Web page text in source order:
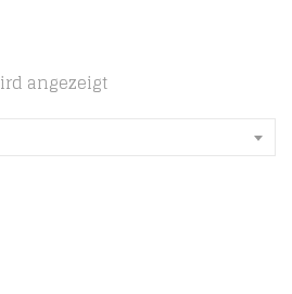
angezeigt